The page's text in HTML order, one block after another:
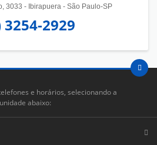
3033 - Ibirapuera - São Paulo-SP
3254-2929
e horários, selecionando a
unidade abaixo: